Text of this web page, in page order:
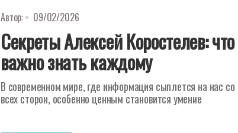
Автор: 09/02/2026
Секреты Алексей Коростелев: что
важно знать каждому
В современном мире, где информация сыплется на нас со
всех сторон, особенно ценным становится умение